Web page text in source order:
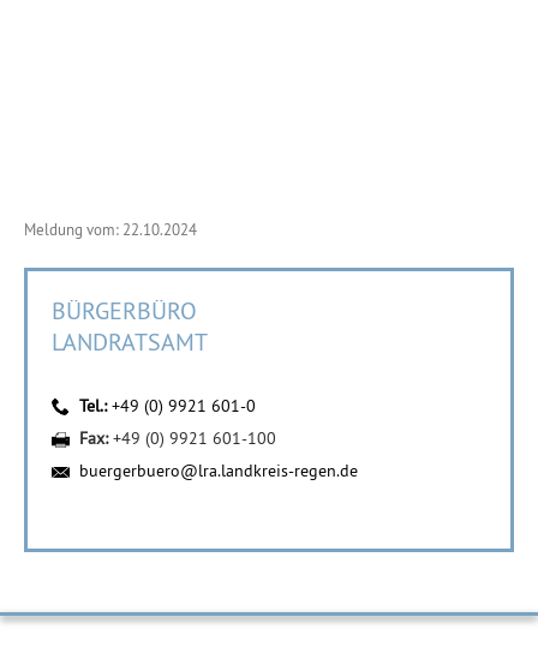
Meldung vom: 22.10.2024
BÜRGERBÜRO
LANDRATSAMT
Tel.:+49 (0) 9921 601-0
Fax:+49 (0) 9921 601-100
buergerbuero@lra.landkreis-regen.de